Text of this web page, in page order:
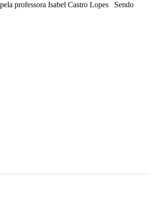
professora Isabel Castro Lopes Sendo